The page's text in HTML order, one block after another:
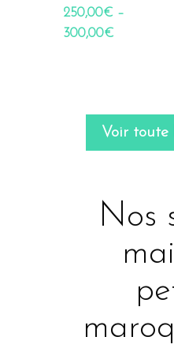
250,00€ –
300,00€
Voir toute
Nos